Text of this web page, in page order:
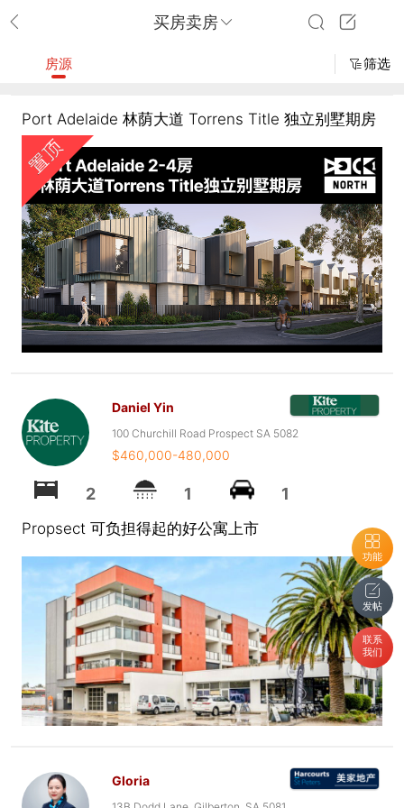
买房卖房
功能
发帖
联系
我们
房源 筛选
Port Adelaide 林荫大道 Torrens Title 独立别墅期房
Daniel Yin
100 Churchill Road Prospect SA 5082
$460,000-480,000
2 1 1
Propsect 可负担得起的好公寓上市
Gloria